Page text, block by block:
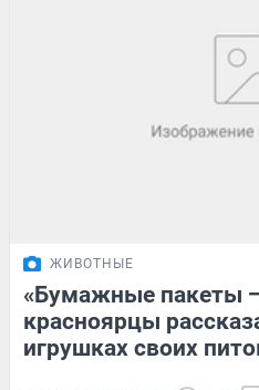
ЖИВОТНЫЕ
«Бумажные пакеты
красноярцы
игрушках своих